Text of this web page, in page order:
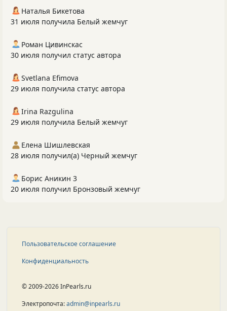
Наталья Бикетова
31 июля получила Белый жемчуг
Роман Цивинскас
30 июля получил статус автора
Svetlana Efimova
29 июля получила статус автора
Irina Razgulina
29 июля получила Белый жемчуг
Елена Шишлевская
28 июля получил(а) Черный жемчуг
Борис Аникин 3
20 июля получил Бронзовый жемчуг
Пользовательское соглашение
Конфиденциальность
© 2009-2026 InPearls.ru
Электропочта:admin@inpearls.ru